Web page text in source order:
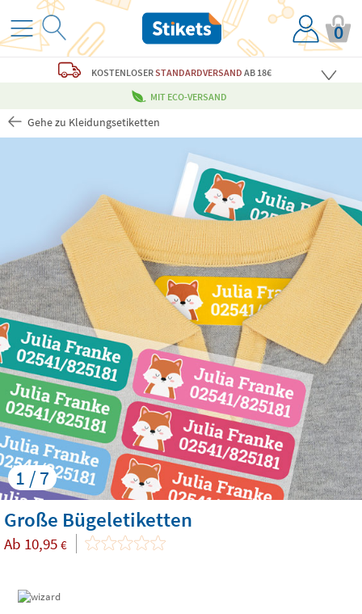
0
KOSTENLOSERSTANDARDVERSAND AB 18€
MIT ECO-VERSAND
Gehe zu Kleidungsetiketten
1 / 7
Große Bügeletiketten
Ab 10,95 €